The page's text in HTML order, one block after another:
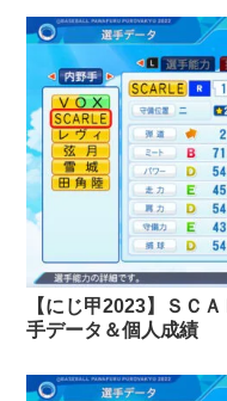
【にじ甲2023】ＳＣ
手データ＆個人成績